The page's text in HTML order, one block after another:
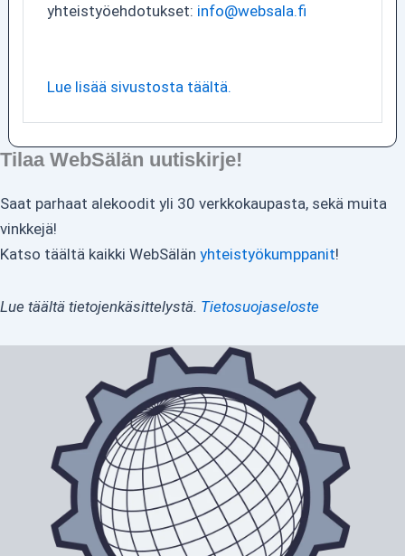
yhteistyöehdotukset: info@websala.fi
Lue lisää sivustosta täältä.
Tilaa WebSälän uutiskirje!
Saat parhaat alekoodit yli 30 verkkokaupasta, sekä muita
vinkkejä!
Katso täältä kaikki WebSälän yhteistyökumppanit!
Lue täältä tietojenkäsittelystä. Tietosuojaseloste